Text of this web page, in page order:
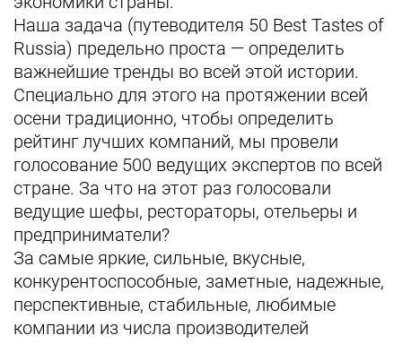
Наша задача (путеводителя 50 Best Tastes of
Russia) предельно проста — определить
важнейшие тренды во всей этой истории.
Специально для этого на протяжении всей
осени традиционно, чтобы определить
рейтинг лучших компаний, мы провели
голосование 500 ведущих экспертов по всей
стране. За что на этот раз голосовали
ведущие шефы, рестораторы, отельеры и
предприниматели?
За самые яркие, сильные, вкусные,
конкурентоспособные, заметные, надежные,
перспективные, стабильные, любимые
компании из числа производителей